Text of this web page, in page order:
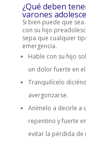
¿Qué deben
varones
Si bien puede que
con su hijo
sepa que cualquier
emergencia.
Hable con su hijo
un dolor fuerte en
Tranquilícelo
avergonzarse.
Anímelo a decirle a
repentino y fuerte
evitar la pérdida de